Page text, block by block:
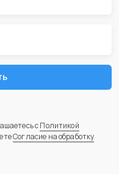
сПолитикой
Согласие на обработку